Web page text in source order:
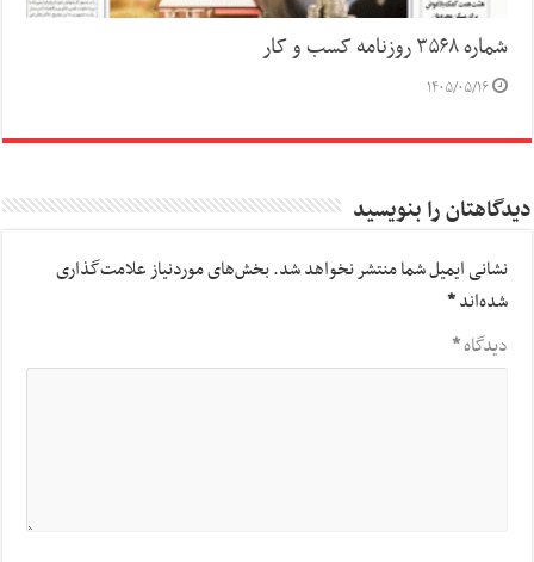
شماره ۳۵۶۸ روزنامه کسب و کار
۱۴۰۵/۰۵/۱۶
دیدگاهتان را بنویسید
نشانی ایمیل شما منتشر نخواهد شد.بخش‌های موردنیاز علامت‌گذاری
شده‌اند*
دیدگاه*